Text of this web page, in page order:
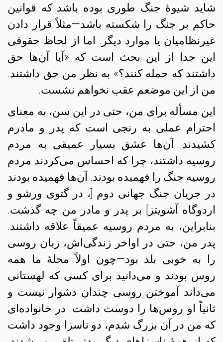
شاید شیوهٔ جنگ طوری بوده باشد که قوانین
حاکم بر جنگ را شکسته باشد—مثلاً قرار دادن
غیرنظامیان یا موارد دیگر. اما از لحاظ حقوقی
این جدا از این بحث است که «آیا آن‌ها حق
داشتند که حمله کنند؟» به نظر من حق داشتند.
من از این موضعم عقب نخواهم نشست.
این مسأله برای من، حتی در این سن، به معنای
احترام عملی به رنجی است که پدر و مادرم
کشیدند. آن‌ها عشق بسیار عمیقی به مردم
روسیه داشتند، چرا که احساس می‌کردند مردم
روسیه جنگ را فهمیده بودند. آن‌ها فهمیده بودند
در جریان جنگ جهانی دوم [، در گتوی ورشو و
اردوگاه آشویتز] بر پدر و مادر من چه گذشت.
بنابراین، به مردم روسیه عمیقاً علاقه داشتند.
پدر من، حتی در اواخر زندگی‌اش، زبان روسی
را به خوبی بلد بود—چون اولاً محلهٔ ما همه
روس بودند و می‌دانید برای کسی که لهستانی
می‌داند آموختن روسی چندان دشوار نیست و
ثانیاً او روس‌ها را دوست داشت. در خانواده‌ای
که من در آن بزرگ شدم، دو ناسزا وجود داشت